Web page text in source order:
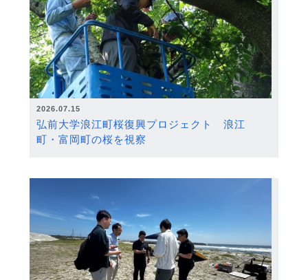
2026.07.15
弘前大学浪江町桜復興プロジェクト 浪江
町・富岡町の桜を視察